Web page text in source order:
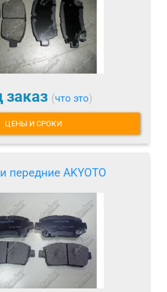
заказ (что это)
ЦЕНЫ И СРОКИ
передние AKYOTO